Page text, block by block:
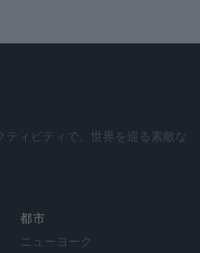
ィビティで、世界を巡る素敵な
都市
ニューヨーク